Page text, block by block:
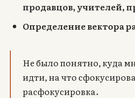
продавцов, учителей,
Определение вектора
Не было понятно, куда
идти, на что
расфокусировка.